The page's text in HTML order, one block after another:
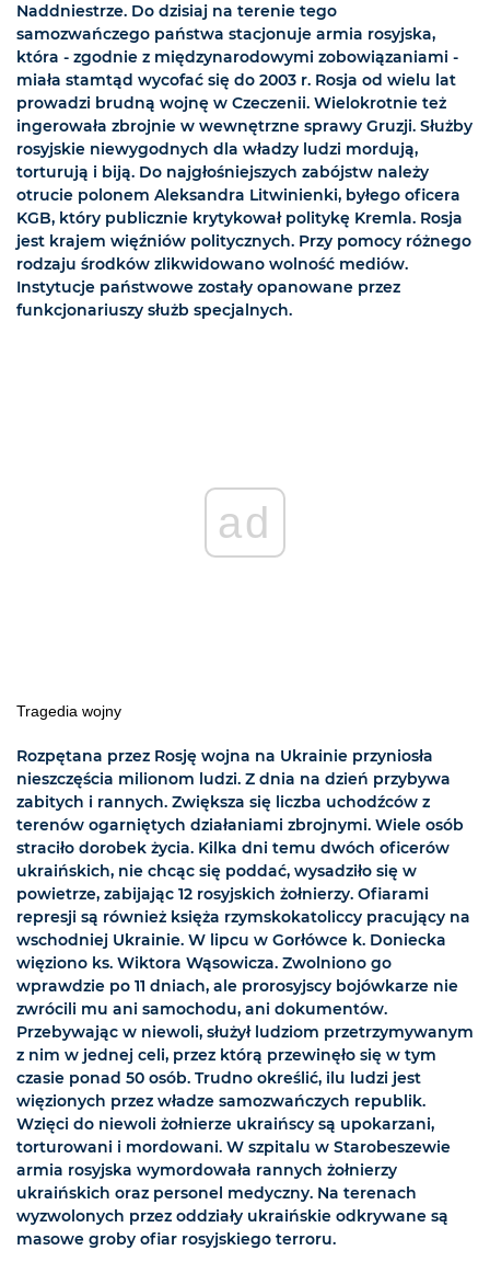
Naddniestrze. Do dzisiaj na terenie tego
samozwańczego państwa stacjonuje armia rosyjska,
która - zgodnie z międzynarodowymi zobowiązaniami -
miała stamtąd wycofać się do 2003 r. Rosja od wielu lat
prowadzi brudną wojnę w Czeczenii. Wielokrotnie też
ingerowała zbrojnie w wewnętrzne sprawy Gruzji. Służby
rosyjskie niewygodnych dla władzy ludzi mordują,
torturują i biją. Do najgłośniejszych zabójstw należy
otrucie polonem Aleksandra Litwinienki, byłego oficera
KGB, który publicznie krytykował politykę Kremla. Rosja
jest krajem więźniów politycznych. Przy pomocy różnego
rodzaju środków zlikwidowano wolność mediów.
Instytucje państwowe zostały opanowane przez
funkcjonariuszy służb specjalnych.
ad
Tragedia wojny
Rozpętana przez Rosję wojna na Ukrainie przyniosła
nieszczęścia milionom ludzi. Z dnia na dzień przybywa
zabitych i rannych. Zwiększa się liczba uchodźców z
terenów ogarniętych działaniami zbrojnymi. Wiele osób
straciło dorobek życia. Kilka dni temu dwóch oficerów
ukraińskich, nie chcąc się poddać, wysadziło się w
powietrze, zabijając 12 rosyjskich żołnierzy. Ofiarami
represji są również księża rzymskokatoliccy pracujący na
wschodniej Ukrainie. W lipcu w Gorłówce k. Doniecka
więziono ks. Wiktora Wąsowicza. Zwolniono go
wprawdzie po 11 dniach, ale prorosyjscy bojówkarze nie
zwrócili mu ani samochodu, ani dokumentów.
Przebywając w niewoli, służył ludziom przetrzymywanym
z nim w jednej celi, przez którą przewinęło się w tym
czasie ponad 50 osób. Trudno określić, ilu ludzi jest
więzionych przez władze samozwańczych republik.
Wzięci do niewoli żołnierze ukraińscy są upokarzani,
torturowani i mordowani. W szpitalu w Starobeszewie
armia rosyjska wymordowała rannych żołnierzy
ukraińskich oraz personel medyczny. Na terenach
wyzwolonych przez oddziały ukraińskie odkrywane są
masowe groby ofiar rosyjskiego terroru.